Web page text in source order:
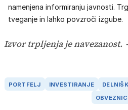
namenjena informiranju javnosti.
tveganje in lahko povzroči izgube.
Izvor trpljenja je navezanost. -
PORTFELJ INVESTIRANJE